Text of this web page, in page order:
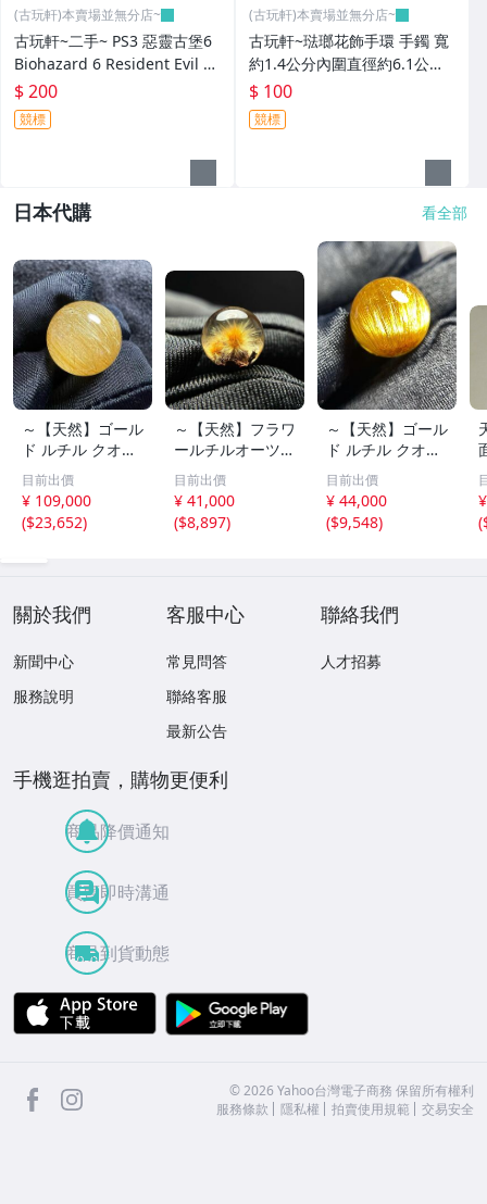
(古玩軒)本賣場並無分店~
古玩軒~二手~ PS3 惡靈古堡6
Biohazard 6 Resident Evil 6
-英文~GGG100
$ 200
競標
(古玩軒)本賣場並無分店~
古玩軒~琺瑯花飾手環 手鐲 寬
約1.4公分內圍直徑約6.1公分
(非緬甸玉.翡翠.藍寶)GGG99
$ 100
競標
日本代購 看全部
～【天然】ゴール
ド ルチル クオー
ツ 丸玉 18.2mm
8.5g
目前出價
¥ 109,000
($23,652)
～【天然】フラワ
ールチルオーツ
丸玉 10.5mm 1.6
g
目前出價
¥ 41,000
($8,897)
～【天然】ゴール
ド ルチル クオー
ツ 丸玉 13.7mm
3.7g
目前出價
¥ 44,000
($9,548)
(
關於我們
新聞中心
服務說明
客服中心
常見問答
聯絡客服
最新公告
聯絡我們
人才招募
手機逛拍賣，購物更便利
商品降價通知
買賣即時溝通
商品到貨動態
APP Store
facebook ©2026 Yahoo台灣電子商務 保留所有權利
服務條款
隱私權 拍賣使用規範 交易安全